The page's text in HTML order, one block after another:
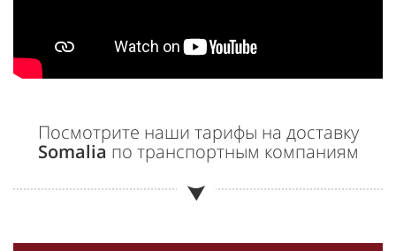
Посмотрите наши тарифы на доставку
Somalia по транспортным компаниям